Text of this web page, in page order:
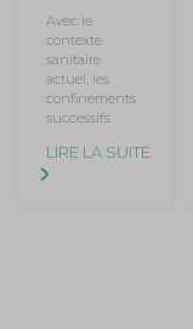
Avec le
contexte
sanitaire
actuel, les
confinements
successifs
LIRE LA SUITE